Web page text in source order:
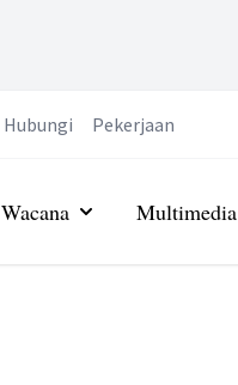
Hubungi Pekerjaan
Wacana Multimedia